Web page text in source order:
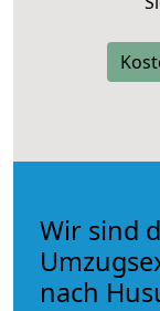
Wir sind
nach